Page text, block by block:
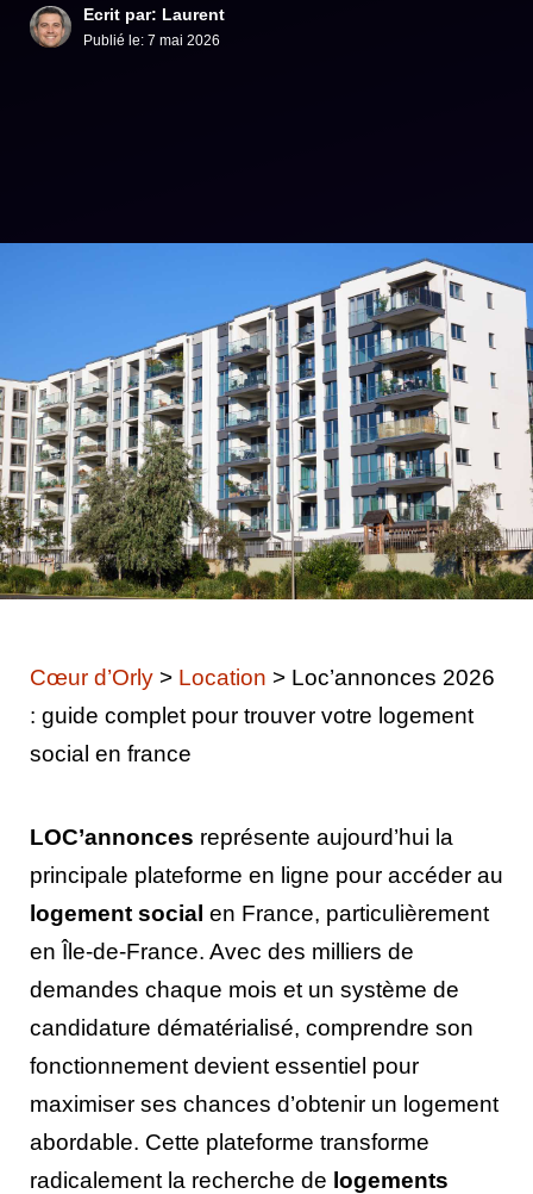
Ecrit par: Laurent
Publié le: 7 mai 2026
Cœur d’Orly > Location > Loc’annonces 2026
: guide complet pour trouver votre logement
social en france
LOC’annonces représente aujourd’hui la
principale plateforme en ligne pour accéder au
logement social en France, particulièrement
en Île-de-France. Avec des milliers de
demandes chaque mois et un système de
candidature dématérialisé, comprendre son
fonctionnement devient essentiel pour
maximiser ses chances d’obtenir un logement
abordable. Cette plateforme transforme
radicalement la recherche de logements